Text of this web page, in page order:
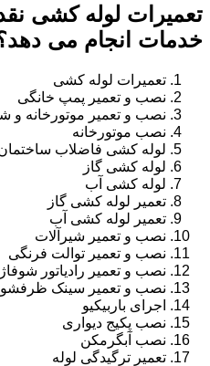
تعمیرات لوله کشی
خدمات انجام می
تعمیرات لوله کشی
نصب و تعمیر پمپ خانگی
نصب و تعمیر موتورخانه و
نصب موتورخانه
لوله کشی فاضلاب
لوله کشی گاز
لوله کشی آب
تعمیر لوله کشی گاز
تعمیر لوله کشی آب
نصب و تعمیر شیرآلات
نصب و تعمیر توالت فرنگی
نصب و تعمیر رادیاتور شوفاژ
نصب و تعمیر سینک
اجرای باربیکیو
نصب پکیج دیواری
نصب آبگرمکن
تعمیر ترگیدگی لوله